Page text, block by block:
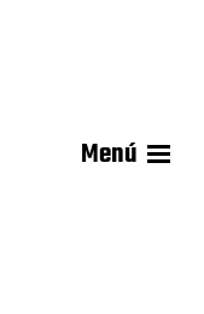
Menú